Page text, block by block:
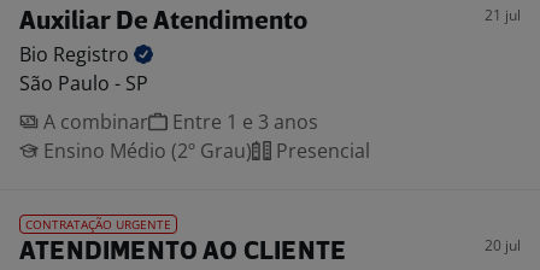
Auxiliar De Atendimento 21 jul
Bio Registro
São Paulo - SP
A combinar
Entre 1 e 3 anos
Ensino Médio (2º Grau)
Presencial
CONTRATAÇÃO URGENTE
ATENDIMENTO AO CLIENTE 20 jul